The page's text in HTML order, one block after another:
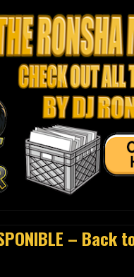
– Back